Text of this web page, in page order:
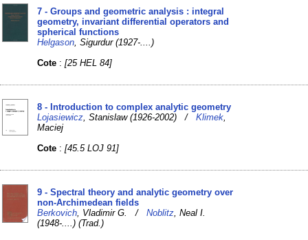
7 - Groups and geometric analysis : integral
geometry, invariant differential operators and
spherical functions
Helgason , Sigurdur (1927-....)
Cote :[25 HEL 84]
8 - Introduction to complex analytic geometry
Lojasiewicz , Stanislaw (1926-2002) /Klimek
Maciej
Cote :[45.5 LOJ 91]
9 - Spectral theory and analytic geometry over
non-Archimedean fields
Berkovich , Vladimir G. /Noblitz , Neal I.
(1948-....) (Trad.)